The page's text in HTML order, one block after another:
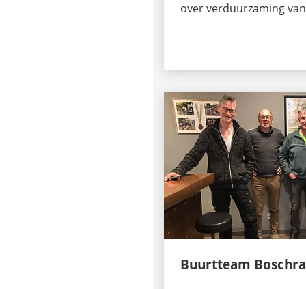
over verduurzaming
Buurtteam